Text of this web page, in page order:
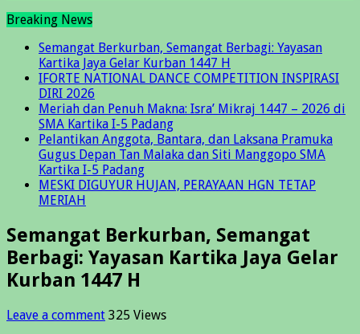
Breaking News
Semangat Berkurban, Semangat Berbagi: Yayasan
Kartika Jaya Gelar Kurban 1447 H
IFORTE NATIONAL DANCE COMPETITION INSPIRASI
DIRI 2026
Meriah dan Penuh Makna: Isra’ Mikraj 1447 – 2026 di
SMA Kartika I-5 Padang
Pelantikan Anggota, Bantara, dan Laksana Pramuka
Gugus Depan Tan Malaka dan Siti Manggopo SMA
Kartika I-5 Padang
MESKI DIGUYUR HUJAN, PERAYAAN HGN TETAP
MERIAH
Semangat Berkurban, Semangat
Berbagi: Yayasan Kartika Jaya Gelar
Kurban 1447 H
Leave a comment 325 Views